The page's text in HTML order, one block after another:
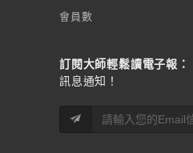
會員數
訂閱大師輕鬆讀電子報：
訊息通知！